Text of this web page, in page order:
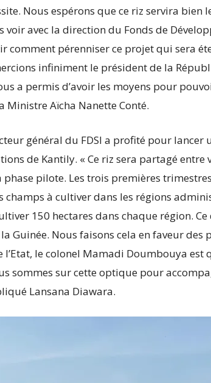
Nous espérons que ce riz servira bien
voir avec la direction du Fonds de
comment pérenniser ce projet qui sera
infiniment le président de la
a permis d’avoir les moyens pour
Ministre Aïcha Nanette Conté.
général du FDSI a profité pour lancer
de Kantily. « Ce riz sera partagé
phase pilote. Les trois premières
champs à cultiver dans les régions
150 hectares dans chaque région.
Guinée. Nous faisons cela en faveur des
l’Etat, le colonel Mamadi Doumbouya est
sommes sur cette optique pour
Lansana Diawara.